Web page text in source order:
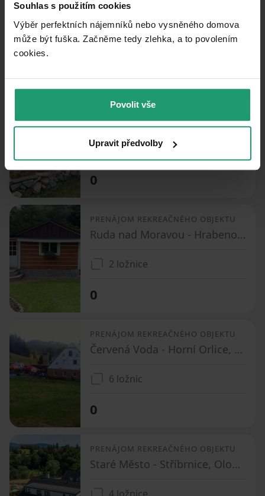
Souhlas s použitím cookies
Výběr perfektních nájemníků nebo vysněného domova
může být fuška. Začněme tedy zlehka, a to povolením
cookies.​
Povolit vše
Upravit předvolby
5 ložnic
PRENÁJOM REKREAČNÉHO OBJEKTU
Červená Voda - Bílá Voda, Pardubický kraj
3 ložnice
0
PRENÁJOM REKREAČNÉHO OBJEKTU
Ruda nad Moravou - Hrabenov, Olomoucký kraj
2 ložnice
0
PRENÁJOM REKREAČNÉHO OBJEKTU
Červená Voda - Horní Orlice, Pardubický kraj
6 ložnic
0
PRENÁJOM REKREAČNÉHO OBJEKTU
Staré Město - Stříbrnice, Olomoucký kraj
4 ložnice